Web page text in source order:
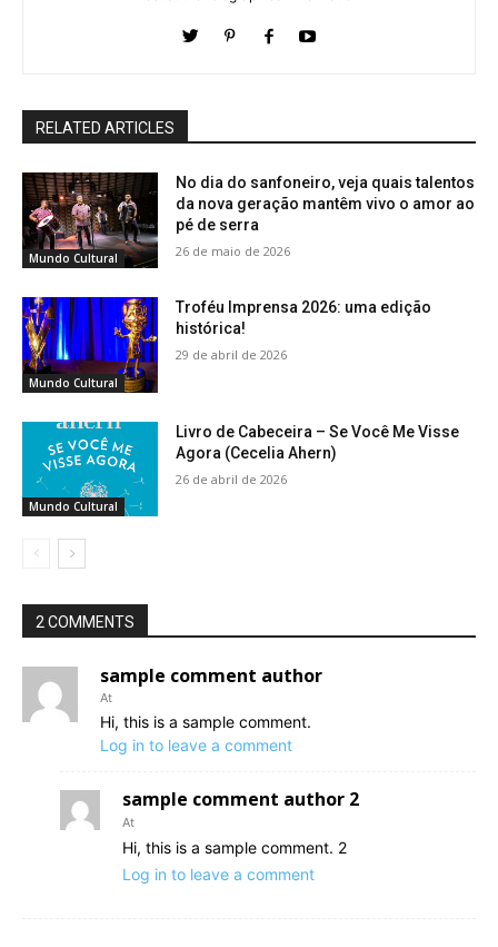
RELATED ARTICLES
Mundo Cultural
No dia do sanfoneiro, veja quais talentos
da nova geração mantêm vivo o amor ao
pé de serra
26 de maio de 2026
Mundo Cultural
Troféu Imprensa 2026: uma edição
histórica!
29 de abril de 2026
Mundo Cultural
Livro de Cabeceira – Se Você Me Visse
Agora (Cecelia Ahern)
26 de abril de 2026
2 COMMENTS
sample comment author
At
Hi, this is a sample comment.
Log in to leave a comment
sample comment author 2
At
Hi, this is a sample comment. 2
Log in to leave a comment